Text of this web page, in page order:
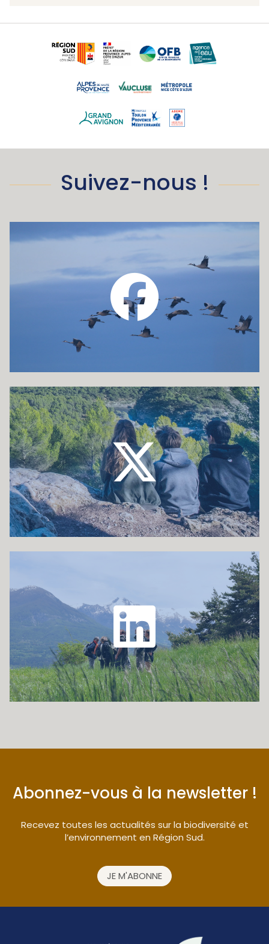
Suivez-nous !
Abonnez-vous à la newsletter !
Recevez toutes les actualités sur la biodiversité et
l’environnement en Région Sud.
JE M'ABONNE